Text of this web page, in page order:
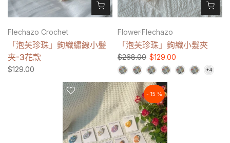
Flechazo Crochet
「泡芙珍珠」鉤織繡線小髪
夹-3花款
$129.00
Flower·Flechazo
「泡芙珍珠」鉤織小髮夾
$268.00 $129.00
- 15 %